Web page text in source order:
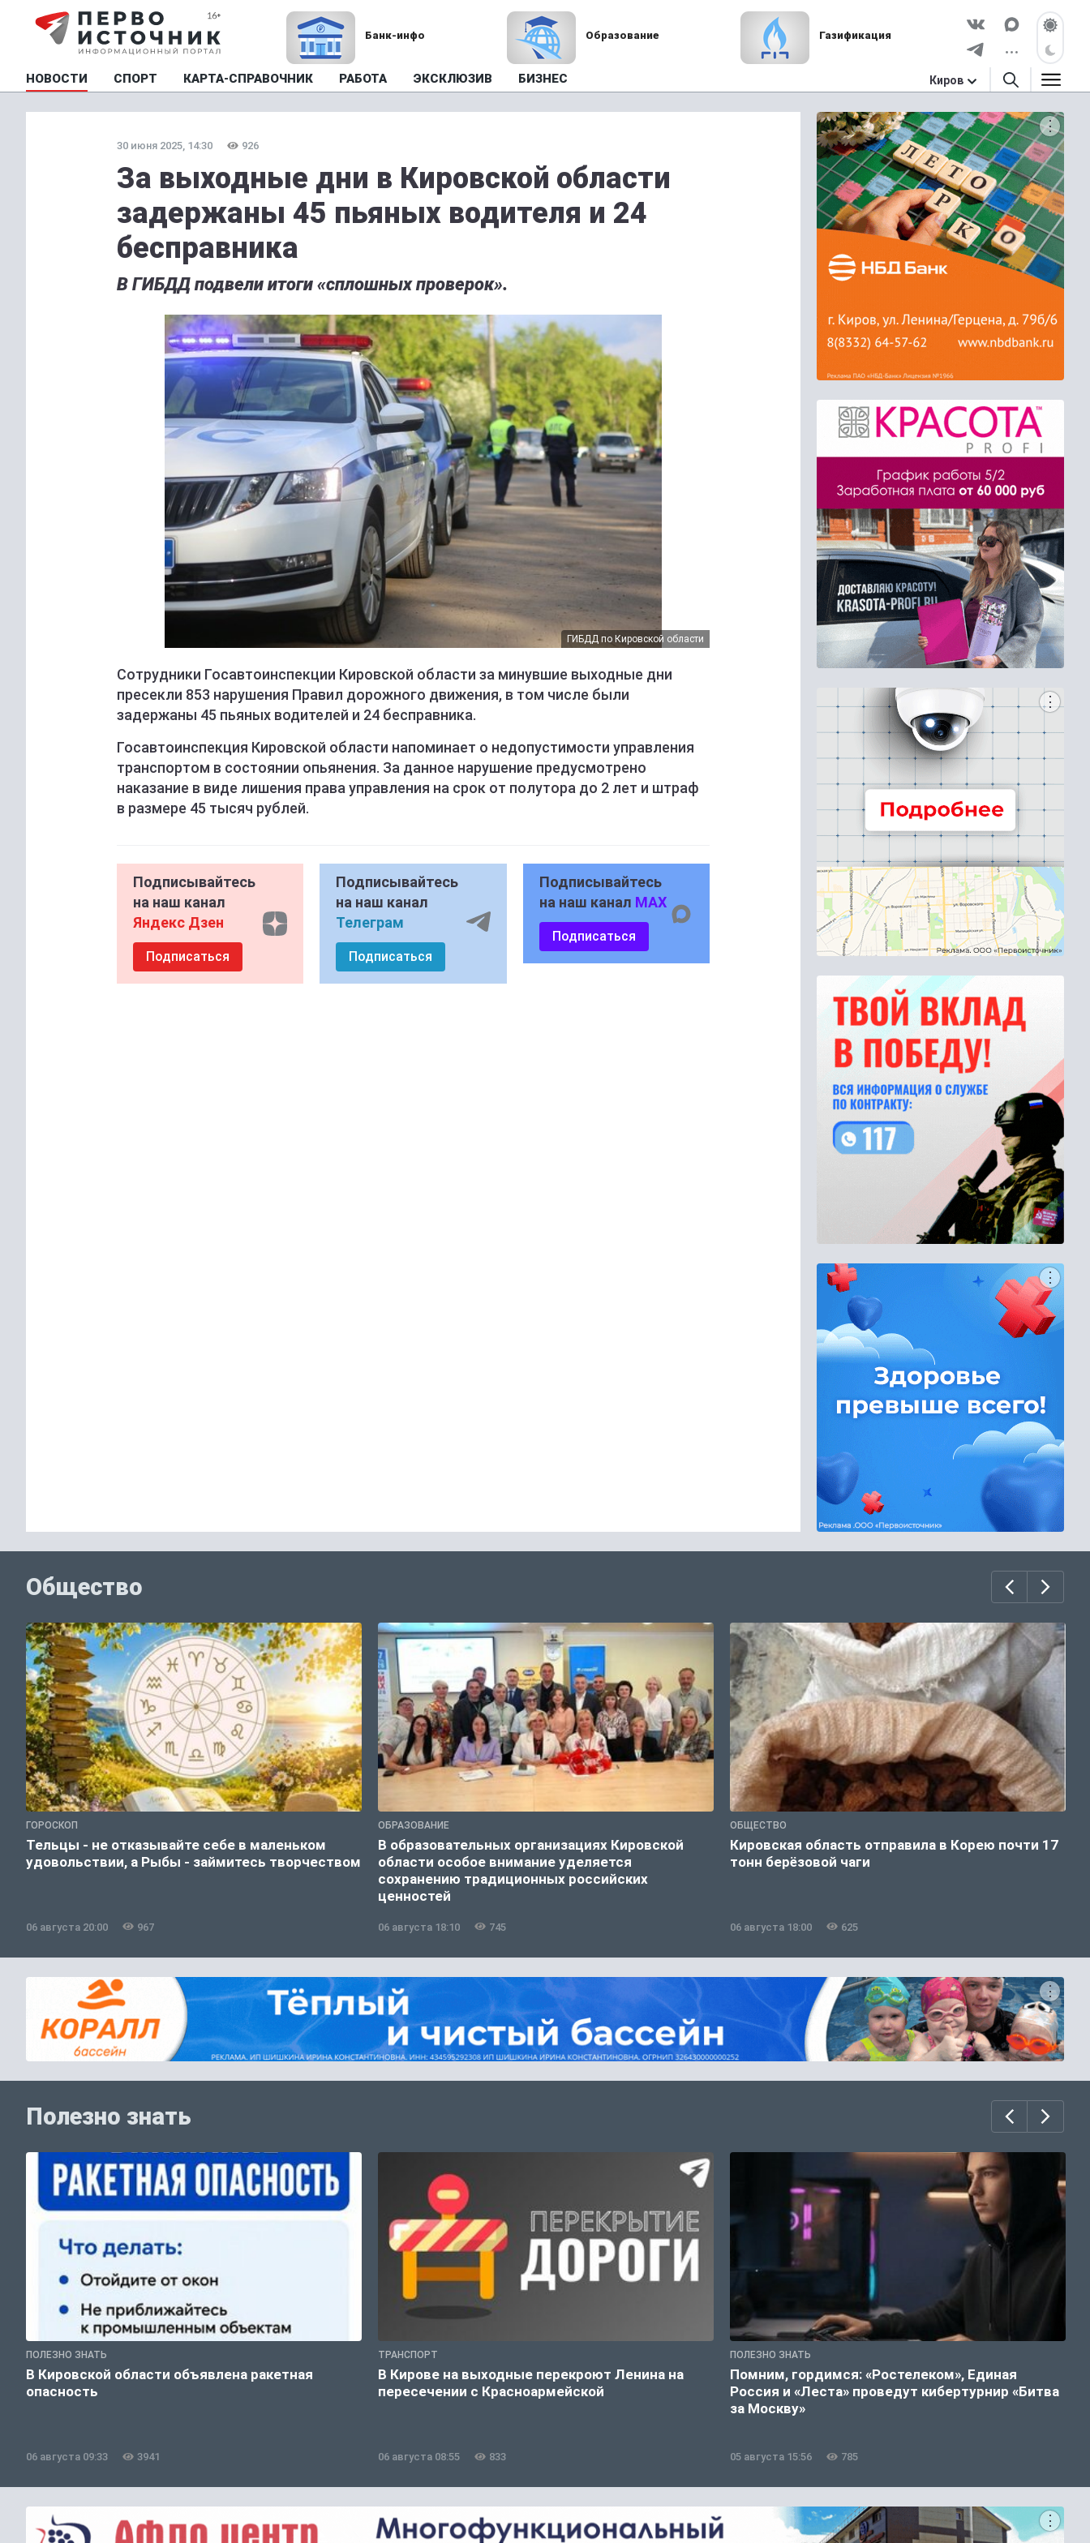
Банк-инфо Образование Газификация
НОВОСТИ СПОРТ КАРТА-СПРАВОЧНИК РАБОТА ЭКСКЛЮЗИВ БИЗНЕС Киров
30 июня 2025, 14:30 926
За выходные дни в Кировской области
задержаны 45 пьяных водителя и 24
бесправника
В ГИБДД подвели итоги «сплошных проверок».
ГИБДД по Кировской области
Сотрудники Госавтоинспекции Кировской области за минувшие выходные дни
пресекли 853 нарушения Правил дорожного движения, в том числе были
задержаны 45 пьяных водителей и 24 бесправника.
Госавтоинспекция Кировской области напоминает о недопустимости управления
транспортом в состоянии опьянения. За данное нарушение предусмотрено
наказание в виде лишения права управления на срок от полутора до 2 лет и штраф
в размере 45 тысяч рублей.
Подписывайтесь
на наш канал
Яндекс Дзен
Подписаться
Подписывайтесь
на наш канал
Телеграм
Подписаться
Подписывайтесь
на наш канал MAX
Подписаться
Общество
ГОРОСКОП
Тельцы - не отказывайте себе в маленьком
удовольствии, а Рыбы - займитесь творчеством
06 августа 20:00 967
ОБРАЗОВАНИЕ
В образовательных организациях Кировской
области особое внимание уделяется
сохранению традиционных российских
ценностей
06 августа 18:10 745
ОБЩЕСТВО
Кировская область отправила в Корею почти 17
тонн берёзовой чаги
06 августа 18:00 625
Полезно знать
ПОЛЕЗНО ЗНАТЬ
В Кировской области объявлена ракетная
опасность
06 августа 09:33 3941
ТРАНСПОРТ
В Кирове на выходные перекроют Ленина на
пересечении с Красноармейской
06 августа 08:55 833
ПОЛЕЗНО ЗНАТЬ
Помним, гордимся: «Ростелеком», Единая
Россия и «Леста» проведут кибертурнир «Битва
за Москву»
05 августа 15:56 785